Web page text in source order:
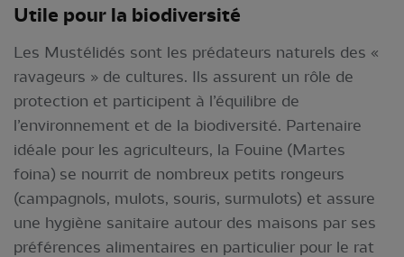
Utile pour la biodiversité
Les Mustélidés sont les prédateurs naturels des «
ravageurs » de cultures. Ils assurent un rôle de
protection et participent à l’équilibre de
l’environnement et de la biodiversité. Partenaire
idéale pour les agriculteurs, la Fouine (Martes
foina) se nourrit de nombreux petits rongeurs
(campagnols, mulots, souris, surmulots) et assure
une hygiène sanitaire autour des maisons par ses
préférences alimentaires en particulier pour le rat